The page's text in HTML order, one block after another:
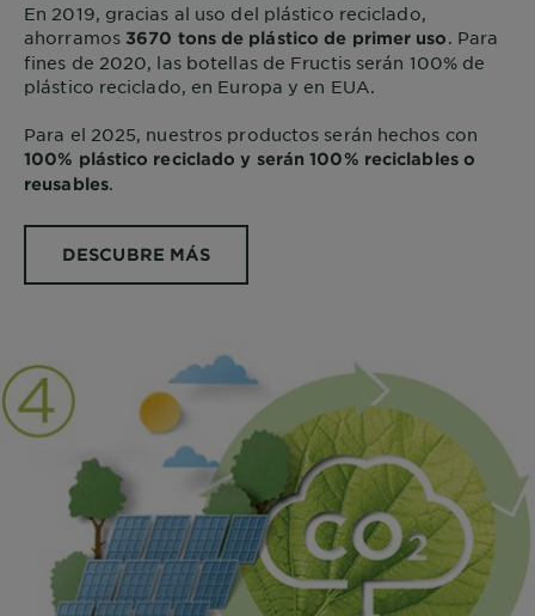
En 2019, gracias al uso del plástico reciclado,
ahorramos 3670 tons de plástico de primer uso. Para
fines de 2020, las botellas de Fructis serán 100% de
plástico reciclado, en Europa y en EUA.
Para el 2025, nuestros productos serán hechos con
100% plástico reciclado y serán 100% reciclables o
reusables.
DESCUBRE MÁS